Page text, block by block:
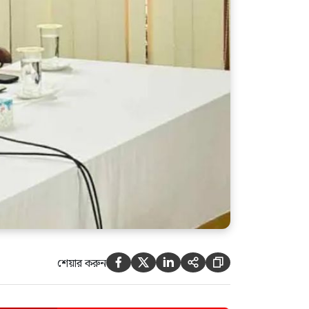
শেখ হাসিনা ডিসেম্বরে
আসুক,আমিও বিশ্বাস করতে চাই
উনি ডিসেম্বরে এসে কারাগারে যান:
আইনমন্ত্রী
শেয়ার করুন     